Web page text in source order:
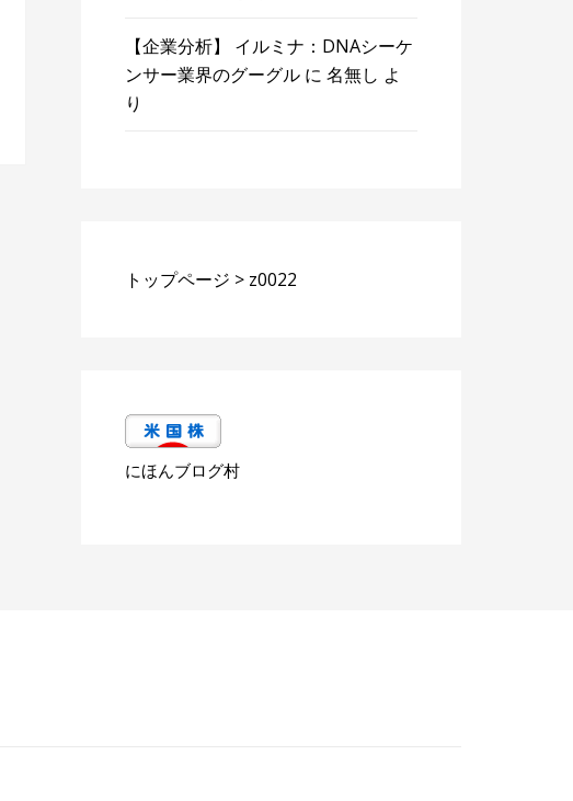
【企業分析】 イルミナ：DNAシーケ
ンサー業界のグーグル に名無し よ
り
トップページ > z0022
にほんブログ村